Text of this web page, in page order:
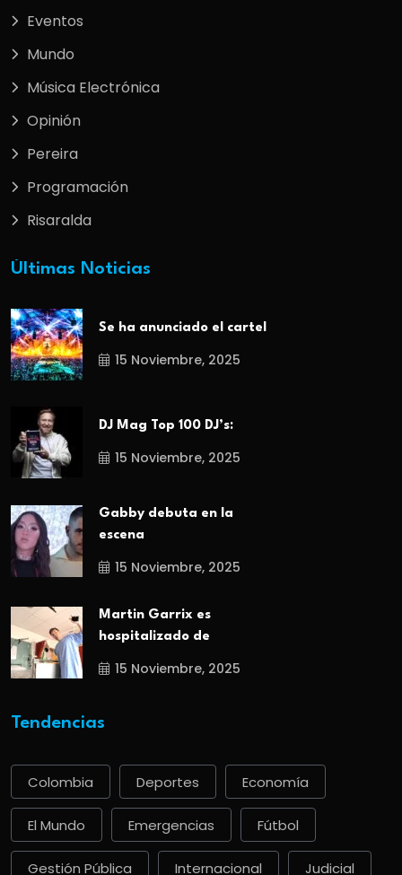
Eventos
Mundo
Música Electrónica
Opinión
Pereira
Programación
Risaralda
Últimas Noticias
Se ha anunciado el cartel
15 Noviembre, 2025
DJ Mag Top 100 DJ’s:
15 Noviembre, 2025
Gabby debuta en la
escena
15 Noviembre, 2025
Martin Garrix es
hospitalizado de
15 Noviembre, 2025
Tendencias
Colombia Deportes Economía
El Mundo Emergencias Fútbol
Gestión Pública Internacional Judicial